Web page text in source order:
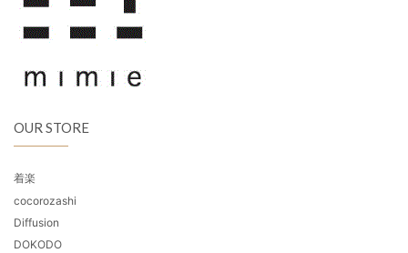
OUR STORE
着楽
cocorozashi
Diffusion
DOKODO